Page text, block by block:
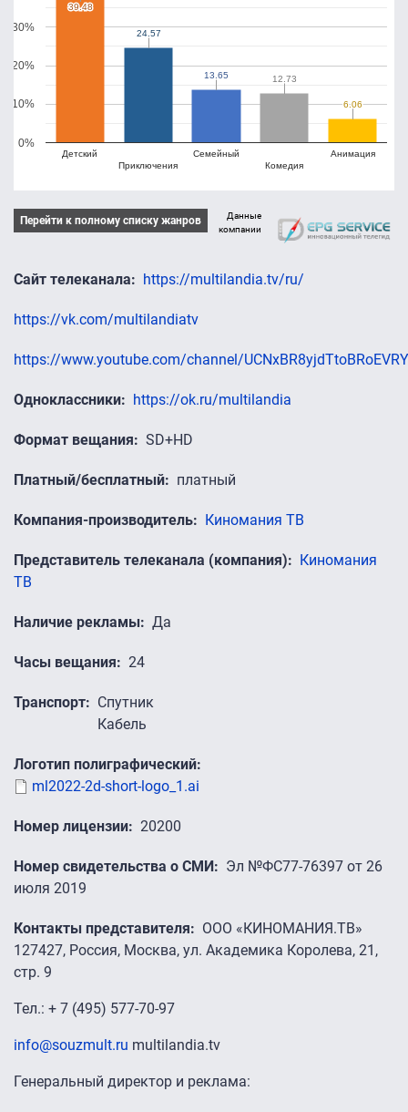
Детский
Приключения
Семейный
Комедия
Анимация
0%
10%
20%
30%
39.48
39.48
24.57
24.57
13.65
13.65 12.73
12.73
6.06
6.06
Перейти к полному списку жанров
Данные
компании
Сайт телеканала https://multilandia.tv/ru/
https://vk.com/multilandiatv
https://www.youtube.com/channel/
Одноклассники https://ok.ru/multilandia
Формат вещания SD+HD
Платный/бесплатный платный
Компания-производитель Киномания ТВ
Представитель телеканала (компания)
Киномания
ТВ
Наличие рекламы Да
Часы вещания 24
Транспорт
Спутник
Кабель
Логотип полиграфический
ml2022-2d-short-logo_1.ai
Номер лицензии 20200
Номер свидетельства о СМИ
Эл №ФС77-76397 от 26
июля 2019
Контакты представителя
ООО «КИНОМАНИЯ.ТВ»
127427, Россия, Москва, ул. Академика Королева, 21,
стр. 9
Тел.: + 7 (495) 577-70-97
info@souzmult.ru multilandia.tv
Генеральный директор и реклама: